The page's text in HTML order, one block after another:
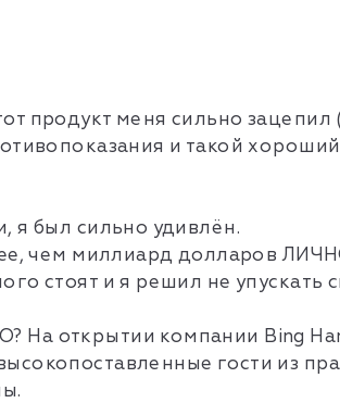
продукт меня сильно зацепил
и такой
я был сильно удивлён.
чем миллиард долларов
стоят и я решил не упускать
открытии компании Bing
гости из